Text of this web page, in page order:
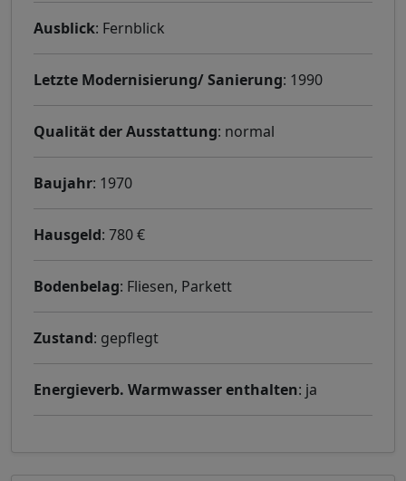
Ausblick: Fernblick
Letzte Modernisierung/ Sanierung: 1990
Qualität der Ausstattung: normal
Baujahr: 1970
Hausgeld: 780 €
Bodenbelag: Fliesen, Parkett
Zustand: gepflegt
Energieverb. Warmwasser enthalten: ja